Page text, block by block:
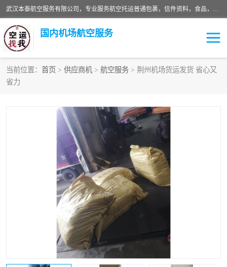
武汉本泰航空服务有限公司，专业服务航空托运普通包裹，信件资料，食品，服装，快消品等运输的专线空运，完善的网络服务确保为客户提供准确、*、安全的“门对门”服务，本着“诚信为本、精诚合作”的服务宗旨.“以安全运输为保障，以运价合理要求市场”的经营理念。武汉机场货运、武汉航空物流、武汉空运、武汉天河国际机场东方、南方、国际航空、机场空运业务覆盖国内二三线机场城市，如：武汉-敦煌、武汉-柳州等
国内机场航空服务
当前位置： 首页 > 供应商机 > 航空服务 > 荆州机场货运发货 省心又
省力
航空服务